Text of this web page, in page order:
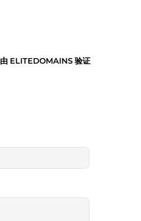
由 ELITEDOMAINS 验证